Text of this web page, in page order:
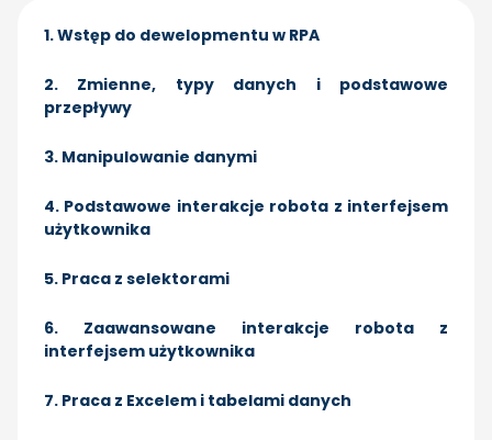
1. Wstęp do dewelopmentu w RPA
2. Zmienne, typy danych i podstawowe
przepływy
3. Manipulowanie danymi
4. Podstawowe interakcje robota z interfejsem
użytkownika
5. Praca z selektorami
6. Zaawansowane interakcje robota z
interfejsem użytkownika
7. Praca z Excelem i tabelami danych